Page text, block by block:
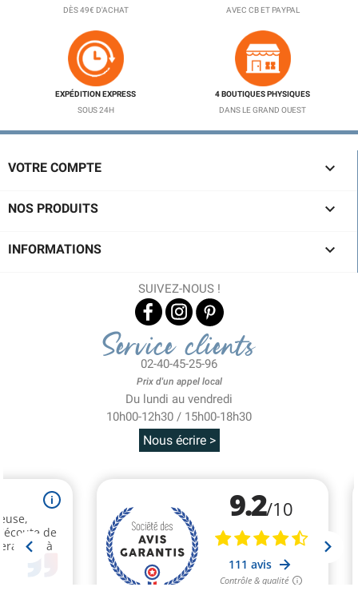
DÈS 49€ D'ACHAT
AVEC CB ET PAYPAL
EXPÉDITION EXPRESS
SOUS 24H
4 BOUTIQUES PHYSIQUES
DANS LE GRAND OUEST
VOTRE COMPTE 
NOS PRODUITS 
INFORMATIONS 
SUIVEZ-NOUS !
Service clients
02-40-45-25-96
Prix d'un appel local
Du lundi au vendredi
10h00-12h30 / 15h00-18h30
Nous écrire >